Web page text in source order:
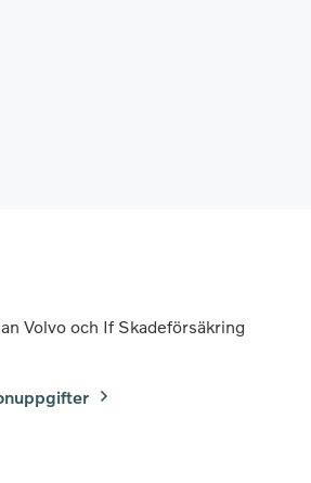
Volvo och If Skadeförsäkring